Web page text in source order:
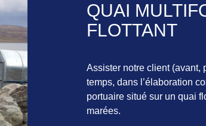
QUAI
FLOTTANT
Assister notre client (avant,
temps, dans l’élaboration
portuaire situé sur un quai
marées.